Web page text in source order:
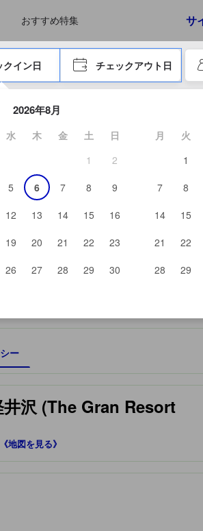
おすすめ特集 サ
ーキーを押して内容を確定して、検索します。
クイン日 チェックアウト日
押して日付選択画面の操作を開始します。
2026年8月
水 木 金 土
日
1
2
5 6 7 8
9
12 13 14 15
16
19 20 21 22
23
26 27 28 29
30
月 火
1
7
8
14
15
21
22
28
29
ー
(The Gran Resort
と予測される快適さや客室のレベルを示す
地図を見る》